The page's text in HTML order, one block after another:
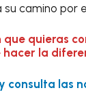
camino por
quieras
hacer la
consulta las